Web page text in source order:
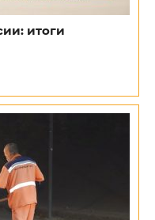
итоги